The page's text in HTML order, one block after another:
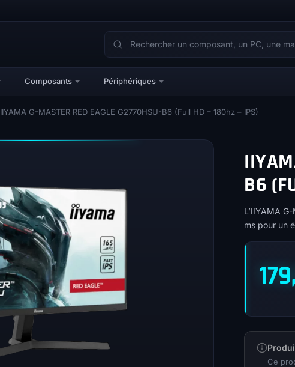
Composants Périphériques
IIYAMA G-MASTER RED EAGLE G2770HSU-B6 (Full HD – 180hz – IPS)
B6
L’IIYAMA
ms pour un
Ce